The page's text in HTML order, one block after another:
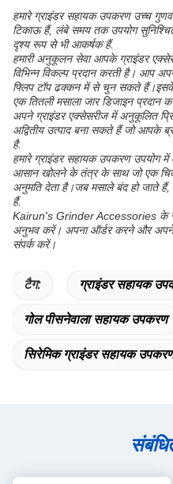
हमारे ग्राइंडर सहायक उपकरण उच्च
टिकाऊ हैं, लंबे समय तक उपयोग
दृश्य रूप से भी आकर्षक हैं.
हमारी अनुकूलन सेवा आपके ग्राइंडर
विभिन्न विकल्प प्रदान करती है। आप
फ्लिप टॉप ढक्कन में से चुन सकते हैं।इसके
एक तितली मसाला जार डिजाइन प्रदान
अपने ग्राइंडर एक्सेसरीज में अनुकूलित
अद्वितीय उत्पाद बना सकते हैं जो आपके
है.
हमारे ग्राइंडर सहायक उपकरण उपयोग
आसान खोलने के तंत्र के साथ जो एक
अनुमति देता है।जब मसाले बंद हो जाते
हैं.
Kairun's Grinder Accessories के
अनुभव करें। अपना ऑर्डर करने और
संपर्क करें।
टैग: ग्राइंडर सहायक
गोल पीसनेवाला सहायक उपकरण
सिरेमिक ग्राइंडर सहायक